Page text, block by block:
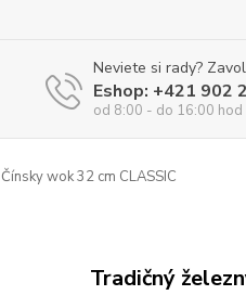
Neviete si rady?
Eshop: +421 902
od 8:00 - do 16:00 hod
Čínsky wok 32 cm CLASSIC
Tradičný